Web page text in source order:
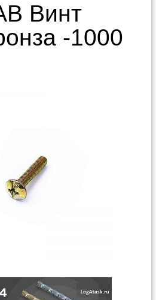
Винт
-1000